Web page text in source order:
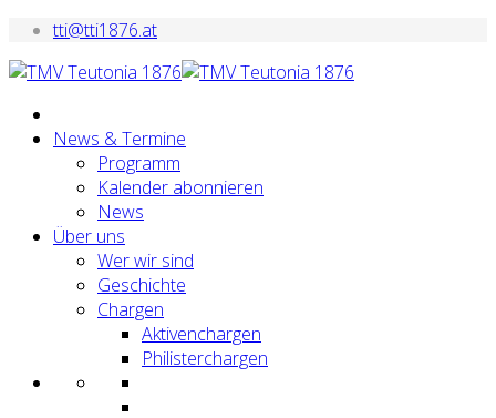
tti@tti1876.at
News & Termine
Programm
Kalender abonnieren
News
Über uns
Wer wir sind
Geschichte
Chargen
Aktivenchargen
Philisterchargen